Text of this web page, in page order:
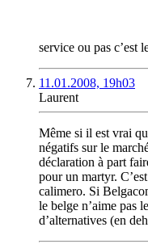
service ou pas c’est
11.01.2008, 19h03
Laurent
Même si il est vrai
négatifs sur le
déclaration à part
pour un martyr.
calimero. Si
le belge n’aime pas
d’alternatives (en